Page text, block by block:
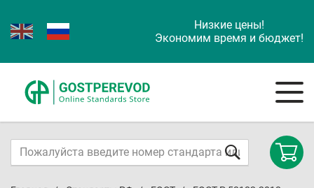
Низкие цены!
Экономим время и бюджет!